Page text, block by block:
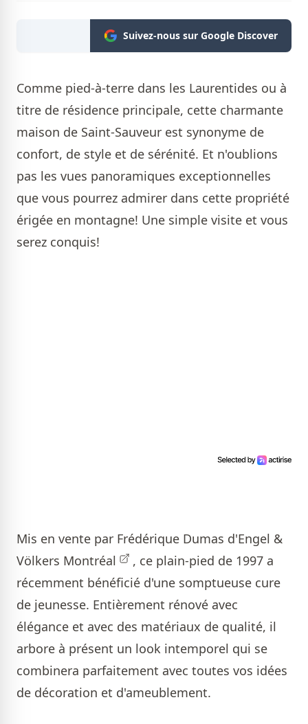
Suivez-nous sur Google Discover
Comme pied-à-terre dans les Laurentides ou à
titre de résidence principale, cette charmante
maison de Saint-Sauveur est synonyme de
confort, de style et de sérénité. Et n'oublions
pas les vues panoramiques exceptionnelles
que vous pourrez admirer dans cette propriété
érigée en montagne! Une simple visite et vous
serez conquis!
Mis en vente par Frédérique Dumas d'Engel &
Völkers Montréal
, ce plain-pied de 1997 a
récemment bénéficié d'une somptueuse cure
de jeunesse. Entièrement rénové avec
élégance et avec des matériaux de qualité, il
arbore à présent un look intemporel qui se
combinera parfaitement avec toutes vos idées
de décoration et d'ameublement.